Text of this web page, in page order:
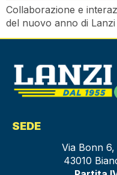
Collaborazione e
del nuovo anno di
SEDE
Via Bonn
43010